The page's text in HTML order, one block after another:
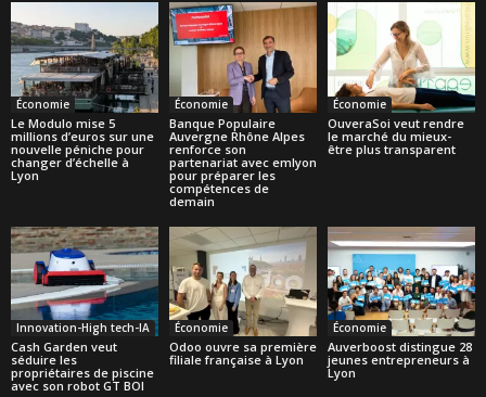
Économie
Le Modulo mise 5
millions d’euros sur une
nouvelle péniche pour
changer d’échelle à
Lyon
Économie
Banque Populaire
Auvergne Rhône Alpes
renforce son
partenariat avec emlyon
pour préparer les
compétences de
demain
Économie
OuveraSoi veut rendre
le marché du mieux-
être plus transparent
Innovation-High tech-IA
Cash Garden veut
séduire les
propriétaires de piscine
avec son robot GT BOI
Économie
Odoo ouvre sa première
filiale française à Lyon
Économie
Auverboost distingue 28
jeunes entrepreneurs à
Lyon